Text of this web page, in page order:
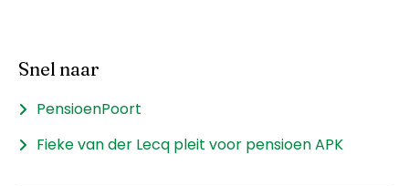
Snel naar
PensioenPoort
Fieke van der Lecq pleit voor pensioen APK